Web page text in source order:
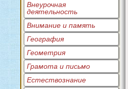
Внеурочная
деятельность
Внимание и память
География
Геометрия
Грамота и письмо
Естествознание